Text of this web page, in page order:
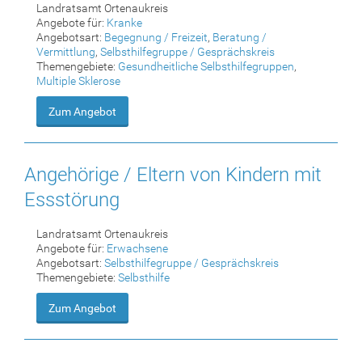
Landratsamt Ortenaukreis
Angebote für: Kranke
Angebotsart: Begegnung / Freizeit, Beratung /
Vermittlung, Selbsthilfegruppe / Gesprächskreis
Themengebiete: Gesundheitliche Selbsthilfegruppen,
Multiple Sklerose
Zum Angebot
Angehörige / Eltern von Kindern mit
Essstörung
Landratsamt Ortenaukreis
Angebote für: Erwachsene
Angebotsart: Selbsthilfegruppe / Gesprächskreis
Themengebiete: Selbsthilfe
Zum Angebot